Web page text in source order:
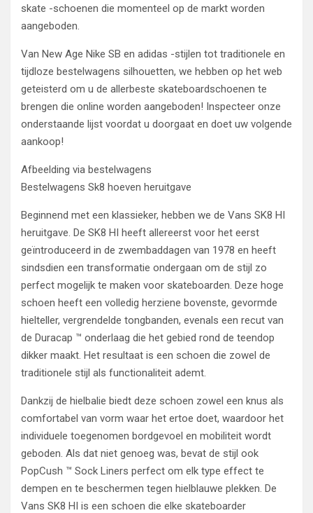
skate -schoenen die momenteel op de markt worden
aangeboden.
Van New Age Nike SB en adidas -stijlen tot traditionele en
tijdloze bestelwagens silhouetten, we hebben op het web
geteisterd om u de allerbeste skateboardschoenen te
brengen die online worden aangeboden! Inspecteer onze
onderstaande lijst voordat u doorgaat en doet uw volgende
aankoop!
Afbeelding via bestelwagens
Bestelwagens Sk8 hoeven heruitgave
Beginnend met een klassieker, hebben we de Vans SK8 HI
heruitgave. De SK8 HI heeft allereerst voor het eerst
geïntroduceerd in de zwembaddagen van 1978 en heeft
sindsdien een transformatie ondergaan om de stijl zo
perfect mogelijk te maken voor skateboarden. Deze hoge
schoen heeft een volledig herziene bovenste, gevormde
hielteller, vergrendelde tongbanden, evenals een recut van
de Duracap ™ onderlaag die het gebied rond de teendop
dikker maakt. Het resultaat is een schoen die zowel de
traditionele stijl als functionaliteit ademt.
Dankzij de hielbalie biedt deze schoen zowel een knus als
comfortabel van vorm waar het ertoe doet, waardoor het
individuele toegenomen bordgevoel en mobiliteit wordt
geboden. Als dat niet genoeg was, bevat de stijl ook
PopCush ™ Sock Liners perfect om elk type effect te
dempen en te beschermen tegen hielblauwe plekken. De
Vans SK8 HI is een schoen die elke skateboarder